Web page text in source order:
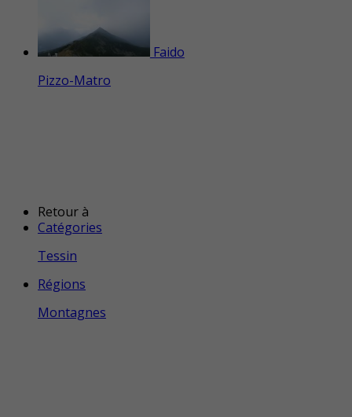
Faido
Pizzo-Matro
Retour à
Catégories
Tessin
Régions
Montagnes